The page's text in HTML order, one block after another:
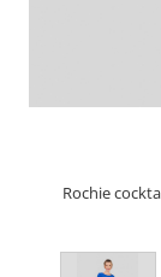
Rochie